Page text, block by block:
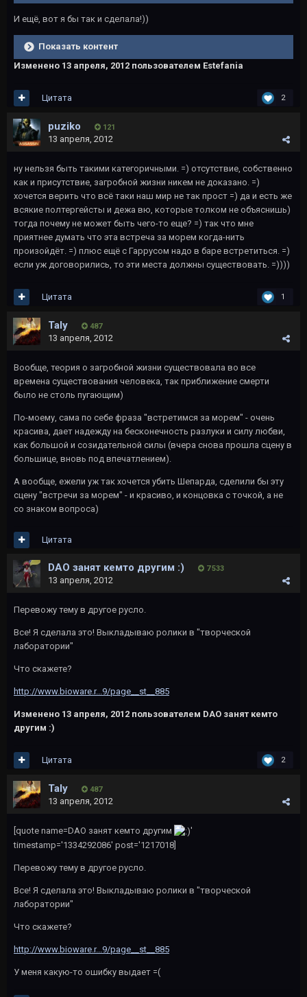
И ещё, вот я бы так и сделала!))
Показать контент
Изменено 13 апреля, 2012 пользователем Estefania
2
Цитата
puziko 121
13 апреля, 2012
ну нельзя быть такими категоричными. =) отсутствие, собственно
как и присутствие, загробной жизни никем не доказано. =)
хочется верить что всё таки наш мир не так прост =) да и есть же
всякие полтергейсты и дежа вю, которые толком не объяснишь)
тогда почему не может быть чего-то еще? =) так что мне
приятнее думать что эта встреча за морем когда-нить
произойдёт. =) плюс ещё с Гаррусом надо в баре встретиться. =)
если уж договорились, то эти места должны существовать. =))))
1
Цитата
Taly 487
13 апреля, 2012
Вообще, теория о загробной жизни существовала во все
времена существования человека, так приближение смерти
было не столь пугающим)
По-моему, сама по себе фраза "встретимся за морем" - очень
красива, дает надежду на бесконечность разлуки и силу любви,
как большой и созидательной силы (вчера снова прошла сцену в
большице, вновь под впечатлением).
А вообще, ежели уж так хочется убить Шепарда, сделили бы эту
сцену "встречи за морем" - и красиво, и концовка с точкой, а не
со знаком вопроса)
Цитата
DAO занят кемто другим :) 7 533
13 апреля, 2012
Перевожу тему в другое русло.
Все! Я сделала это! Выкладываю ролики в "творческой
лаборатории"
Что скажете?
http://www.bioware.r...9/page__st__885
Изменено 13 апреля, 2012 пользователем DAO занят кемто
другим :)
2
Цитата
Taly 487
13 апреля, 2012
[quote name=DAO занят кемто другим
'
timestamp='1334292086' post='1217018]
Перевожу тему в другое русло.
Все! Я сделала это! Выкладываю ролики в "творческой
лаборатории"
Что скажете?
http://www.bioware.r...9/page__st__885
У меня какую-то ошибку выдает =(